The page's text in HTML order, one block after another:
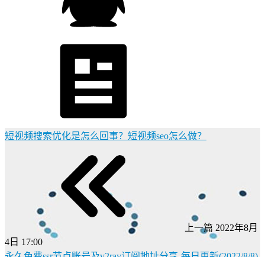
短视频搜索优化是怎么回事？短视频seo怎么做？
上一篇 2022年8月
4日 17:00